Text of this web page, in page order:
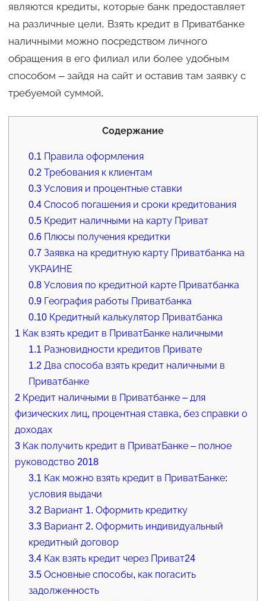
являются кредиты, которые банк предоставляет
на различные цели. Взять кредит в Приватбанке
наличными можно посредством личного
обращения в его филиал или более удобным
способом – зайдя на сайт и оставив там заявку с
требуемой суммой.
Содержание
0.1 Правила оформления
0.2 Требования к клиентам
0.3 Условия и процентные ставки
0.4 Способ погашения и сроки кредитования
0.5 Кредит наличными на карту Приват
0.6 Плюсы получения кредитки
0.7 Заявка на кредитную карту Приватбанка на
УКРАИНЕ
0.8 Условия по кредитной карте Приватбанка
0.9 География работы Приватбанка
0.10 Кредитный калькулятор Приватбанка
1 Как взять кредит в ПриватБанке наличными
1.1 Разновидности кредитов Привате
1.2 Два способа взять кредит наличными в
Приватбанке
2 Кредит наличными в Приватбанке – для
физических лиц, процентная ставка, без справки о
доходах
3Как получить кредит в ПриватБанке – полное
руководство 2018
3.1 Как можно взять кредит в ПриватБанке:
условия выдачи
3.2 Вариант 1. Оформить кредитку
3.3 Вариант 2. Оформить индивидуальный
кредитный договор
3.4 Как взять кредит через Приват24
3.5 Основные способы, как погасить
задолженность